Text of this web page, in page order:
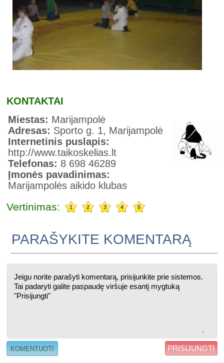
KONTAKTAI
Miestas: Marijampolė
Adresas: Sporto g. 1, Marijampolė
Internetinis puslapis:
http://www.taikoskelias.lt
Telefonas: 8 698 46289
Įmonės pavadinimas:
Marijampolės aikido klubas
Vertinimas: 1 2 3 4 5
PARAŠYKITE KOMENTARĄ
PRISIJUNGTI